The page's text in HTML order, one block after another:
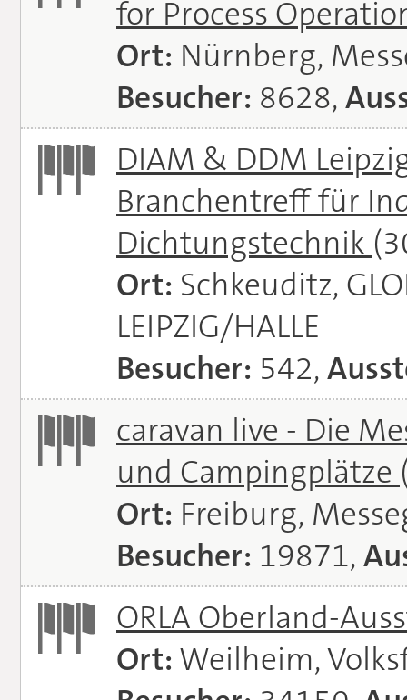
for Process
Ort: Nürnberg,
Besucher: 8628,
DIAM & DDM
Branchentreff für
Dichtungstechnik
Ort: Schkeuditz,
LEIPZIG/HALLE
Besucher: 542,
caravan live - Die
und Campingplätze
Ort: Freiburg,
Besucher: 19871,
ORLA Oberland-
Ort: Weilheim,